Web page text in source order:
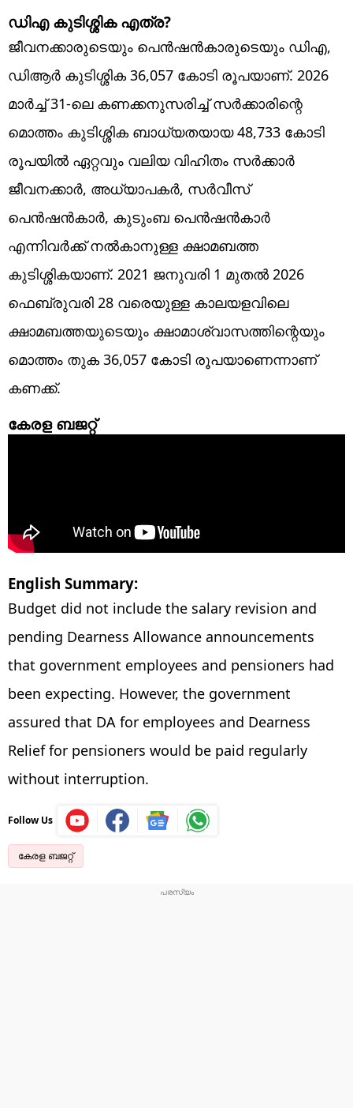
ഡിഎ കുടിശ്ശിക എത്ര?
ജീവനക്കാരുടെയും പെൻഷൻകാരുടെയും ഡിഎ,
ഡിആർ കുടിശ്ശിക 36,057 കോടി രൂപയാണ്. 2026
മാർച്ച് 31-ലെ കണക്കനുസരിച്ച് സർക്കാരിന്റെ
മൊത്തം കുടിശ്ശിക ബാധ്യതയായ 48,733 കോടി
രൂപയിൽ ഏറ്റവും വലിയ വിഹിതം സർക്കാർ
ജീവനക്കാർ, അധ്യാപകർ, സർവീസ്
പെൻഷൻകാർ, കുടുംബ പെൻഷൻകാർ
എന്നിവർക്ക് നൽകാനുള്ള ക്ഷാമബത്ത
കുടിശ്ശികയാണ്. 2021 ജനുവരി 1 മുതൽ 2026
ഫെബ്രുവരി 28 വരെയുള്ള കാലയളവിലെ
ക്ഷാമബത്തയുടെയും ക്ഷാമാശ്വാസത്തിന്റെയും
മൊത്തം തുക 36,057 കോടി രൂപയാണെന്നാണ്
കണക്ക്.
കേരള ബജറ്റ്
English Summary:
Budget did not include the salary revision and
pending Dearness Allowance announcements
that government employees and pensioners had
been expecting. However, the government
assured that DA for employees and Dearness
Relief for pensioners would be paid regularly
without interruption.
Follow Us
കേരള ബജറ്റ്